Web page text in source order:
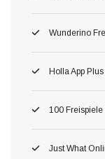
Wunderino
Holla App
100 Freispiele
Just What